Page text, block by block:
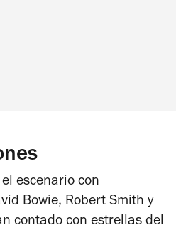
escenario con
Bowie, Robert Smith y
contado con estrellas del